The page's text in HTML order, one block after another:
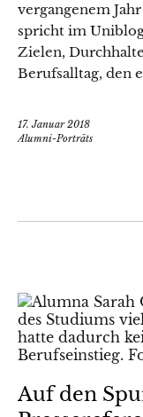
vergangenem
spricht im
Zielen,
Berufsalltag, den
17. Januar 2018
Alumni-Porträts
Auf den